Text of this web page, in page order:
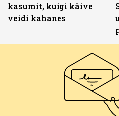
kasumit, kuigi käive
veidi kahanes